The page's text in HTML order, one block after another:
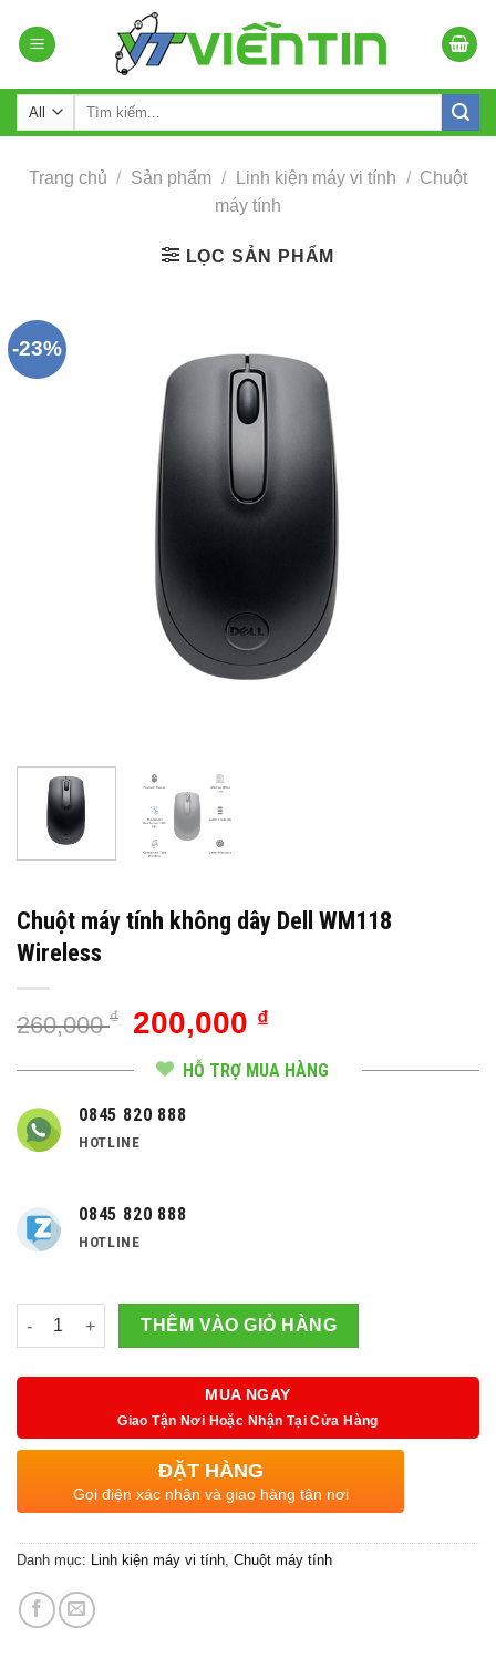
content
Tìm
Trang chủ / Sản phẩm / Linh kiện máy vi tính / Chuột
máy tính
LỌC SẢN PHẨM
-23%
Chuột máy tính không dây Dell WM118
Wireless
260,000₫
Giá
là:
200,000 ₫
tại
HỖ TRỢ MUA HÀNG
0845 820 888
HOTLINE
0845 820 888
HOTLINE
Số lượng
THÊM VÀO GIỎ HÀNG
MUA NGAY
Giao Tận Nơi Hoặc Nhận Tại Cửa Hàng
ĐẶT HÀNG
Gọi điện xác nhận và giao hàng tận nơi
Danh mục: Linh kiện máy vi tính, Chuột máy tính